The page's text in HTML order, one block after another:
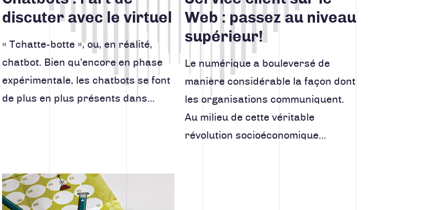
discuter avec le virtuel
« Tchatte-botte », ou, en réalité,
chatbot. Bien qu’encore en phase
expérimentale, les chatbots se font
de plus en plus présents dans…
Web : passez au niveau
supérieur!
Le numérique a bouleversé de
manière considérable la façon dont
les organisations communiquent.
Au milieu de cette véritable
révolution socioéconomique…